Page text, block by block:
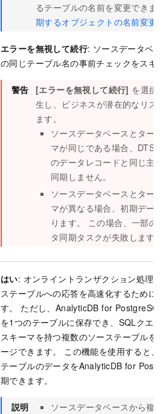
るテーブルの名前を変更できま
期するオブジェクトの名前変更
エラーを無視して続行: ソースデータベ
の同じテーブル名の事前チェックをスキ
警告 [エラーを無視して続行] を選択
生し、ビジネスが潜在的なリス
ます。
ソースデータベースとター
マが同じである場合、DTS
のデータレコードと同じ主
同期しません。
ソースデータベースとター
マが異なる場合、初期デー
ります。 この場合、一部の
タ同期タスクが失敗します
はい: オンライントランザクション処理
ステーブルへの応答を高速化するために
す。 ただし、AnalyticDB for
を1つのテーブルに保存でき、SQLクエ
スキーマを持つ複数のソーステーブルを
ージできます。 この機能を使用すると
テーブルのデータをAnalyticDB for
期できます。
説明
ソースデータベースから複